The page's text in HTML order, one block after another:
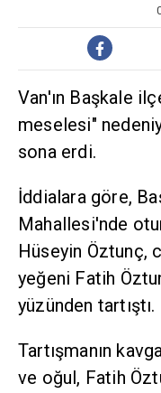
Van'ın Başkale
meselesi"
sona erdi.
İddialara göre,
Mahallesi'nde
Hüseyin Öztunç,
yeğeni Fatih
yüzünden tartıştı.
Tartışmanın
ve oğul, Fatih